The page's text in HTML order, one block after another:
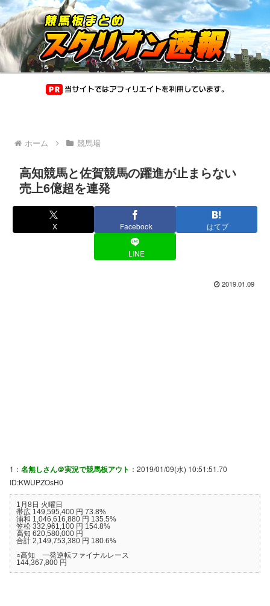
ホーム 競馬場
高知競馬と佐賀競馬の躍進が止まらない
売上6億超を連発
X Facebook はてブ
LINE
2019.01.09
1： 名無しさん＠実況で競馬板アウト ：2019/01/09(水) 10:51:51.70
ID:KWUPZOsH0
1月8日 火曜日
帯広 149,595,400 円 73.8%
浦和 1,046,616,880 円 135.5%
笠松 332,961,100 円 154.8%
高知 620,580,000 円
合計 2,149,753,380 円 180.6%
○高知 一発逆転ファイナルレース
144,367,800 円